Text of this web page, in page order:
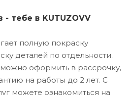
- тебе в KUTUZOVV
полную покраску
деталей по отдельности.
оформить в рассрочку,
на работы до 2 лет. С
можете ознакомиться на